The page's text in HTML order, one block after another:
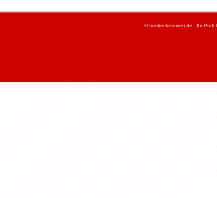
© tuerkei-bereisen.de - Ihr Profi